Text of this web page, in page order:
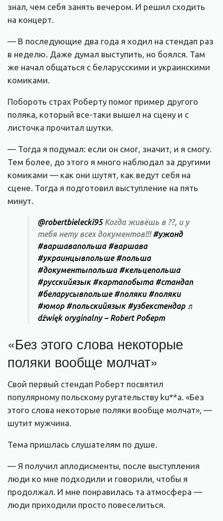
знал, чем себя занять вечером. И решил сходить
на концерт.
— В последующие два года я ходил на стендап раз
в неделю. Даже думал выступить, но боялся. Там
же начал общаться с беларусскими и украинскими
комиками.
Побороть страх Роберту помог пример другого
поляка, который все-таки вышел на сцену и с
листочка прочитал шутки.
— Тогда я подумал: если он смог, значит, и я смогу.
Тем более, до этого я много наблюдал за другими
комиками — как они шутят, как ведут себя на
сцене. Тогда я подготовил выступление на пять
минут.
@robertbielecki95Когда живёшь в ??, и у
тебя нету всех документов!!!#ужонд
#варшавапольша #варшава
#украинцывпольше #польша
#документыпольша #кельцепольша
#русскийязык #картапобыта #стандап
#беларусывпольше #поляки #поляки
#юмор #польскийязык #узбекстендар ♬
dźwięk oryginalny – Robert Роберт
«Без этого слова некоторые
поляки вообще молчат»
Свой первый стендап Роберт посвятил
популярному польскому ругательству ku**a. «Без
этого слова некоторые поляки вообще молчат», —
шутит мужчина.
Тема пришлась слушателям по душе.
— Я получил аплодисменты, после выступления
люди ко мне подходили и говорили, чтобы я
продолжал. И мне понравилась та атмосфера —
люди приходили просто повеселиться.